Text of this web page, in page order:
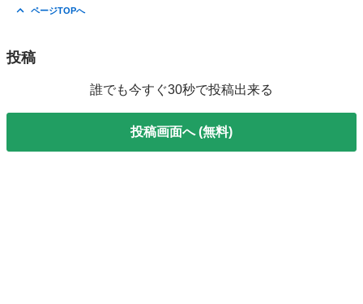
ページTOPへ
投稿
誰でも今すぐ30秒で投稿出来る
投稿画面へ (無料)